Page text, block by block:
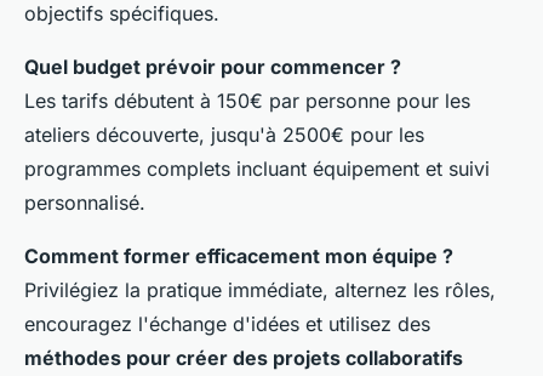
objectifs spécifiques.
Quel budget prévoir pour commencer ?
Les tarifs débutent à 150€ par personne pour les
ateliers découverte, jusqu'à 2500€ pour les
programmes complets incluant équipement et suivi
personnalisé.
Comment former efficacement mon équipe ?
Privilégiez la pratique immédiate, alternez les rôles,
encouragez l'échange d'idées et utilisez des
méthodes pour créer des projets collaboratifs